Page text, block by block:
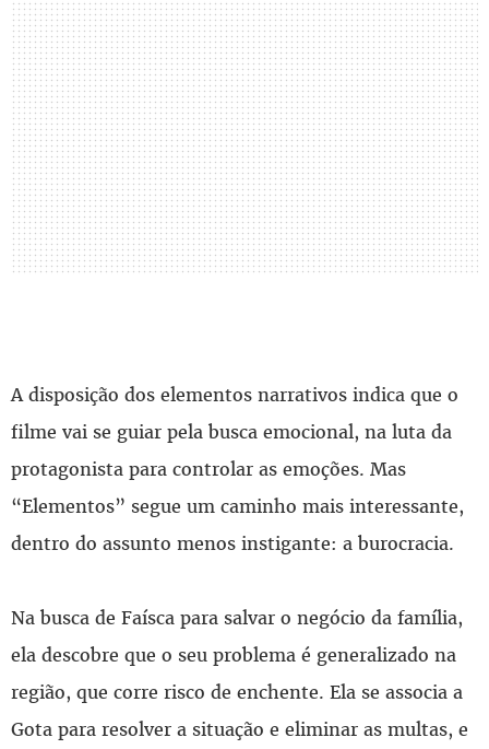
A disposição dos elementos narrativos indica que o
filme vai se guiar pela busca emocional, na luta da
protagonista para controlar as emoções. Mas
“Elementos” segue um caminho mais interessante,
dentro do assunto menos instigante: a burocracia.
Na busca de Faísca para salvar o negócio da família,
ela descobre que o seu problema é generalizado na
região, que corre risco de enchente. Ela se associa a
Gota para resolver a situação e eliminar as multas, e